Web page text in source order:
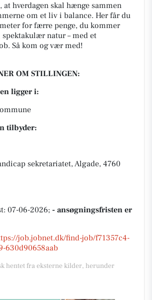
at hverdagen skal hænge sammen
om et liv i balance. Her får du
for færre penge, du kommer
natur – med et
Så kom og vær med!
OM STILLINGEN:
ligger i:
tilbyder:
sekretariatet, Algade, 4760
07-06-2026; - ansøgningsfristen er
job.jobnet.dk/find-job/f71357c4-
630d90658aab
hentet fra eksterne kilder, herunder